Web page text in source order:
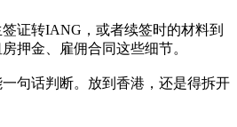
证转IANG，或者续签时的材料到
押金、雇佣合同这些细节。
句话判断。放到香港，还是得拆开